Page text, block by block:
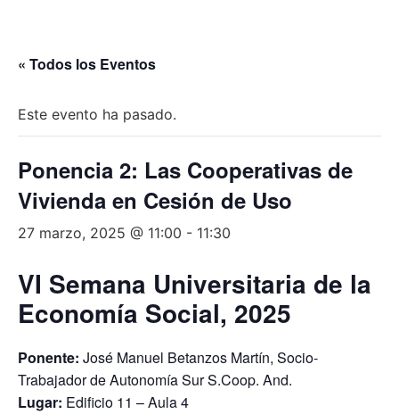
« Todos los Eventos
Este evento ha pasado.
Ponencia 2: Las Cooperativas de
Vivienda en Cesión de Uso
27 marzo, 2025 @ 11:00 - 11:30
VI Semana Universitaria de la
Economía Social, 2025
Ponente: José Manuel Betanzos Martín, Socio-
Trabajador de Autonomía Sur S.Coop. And.
Lugar: Edificio 11 – Aula 4